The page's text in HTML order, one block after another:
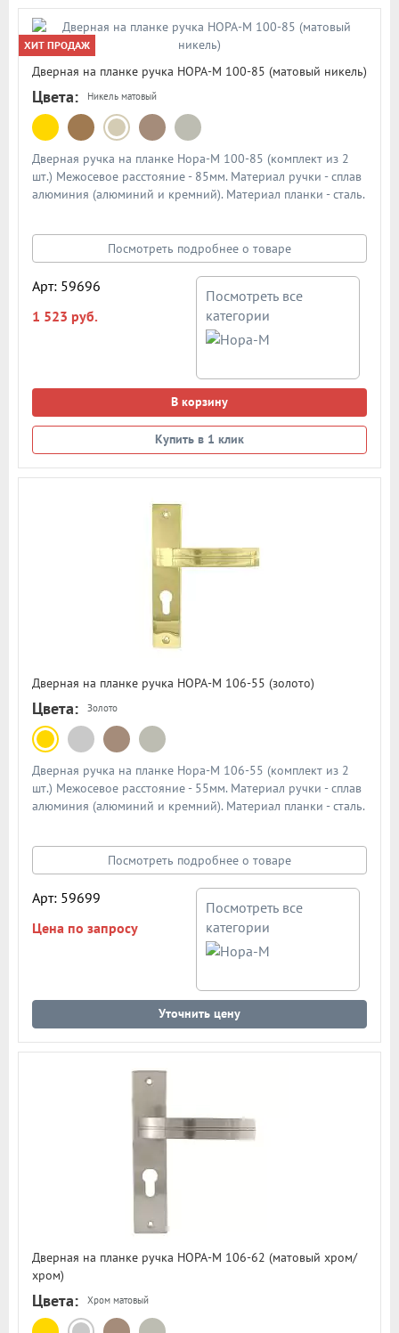
ХИТ ПРОДАЖ
Дверная на планке ручка НОРА-М 100-85 (матовый никель)
Цвета: Никель матовый
Дверная ручка на планке Нора-М 100-85 (комплект из 2
шт.) Межосевое расстояние - 85мм. Материал ручки - сплав
алюминия (алюминий и кремний). Материал планки - сталь.
Посмотреть подробнее о товаре
Арт: 59696
1 523 руб.
Посмотреть все
категории
В корзину
Купить в 1 клик
Дверная на планке ручка НОРА-М 106-55 (золото)
Цвета: Золото
Дверная ручка на планке Нора-М 106-55 (комплект из 2
шт.) Межосевое расстояние - 55мм. Материал ручки - сплав
алюминия (алюминий и кремний). Материал планки - сталь.
Посмотреть подробнее о товаре
Арт: 59699
Цена по запросу
Посмотреть все
категории
Уточнить цену
Дверная на планке ручка НОРА-М 106-62 (матовый хром/
хром)
Цвета: Хром матовый